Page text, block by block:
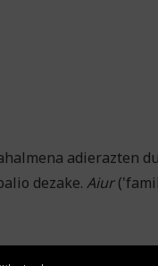
adierazten
dezake.Aiur